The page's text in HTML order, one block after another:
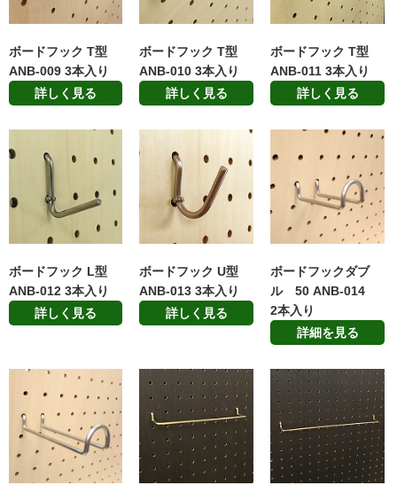
ボードフック T型
ANB-009 3本入り
詳しく見る
ボードフック T型
ANB-010 3本入り
詳しく見る
ボードフック T型
ANB-011 3本入り
詳しく見る
ボードフック L型
ANB-012 3本入り
詳しく見る
ボードフック U型
ANB-013 3本入り
詳しく見る
ボードフックダブ
ル 50 ANB-014
2本入り
詳細を見る